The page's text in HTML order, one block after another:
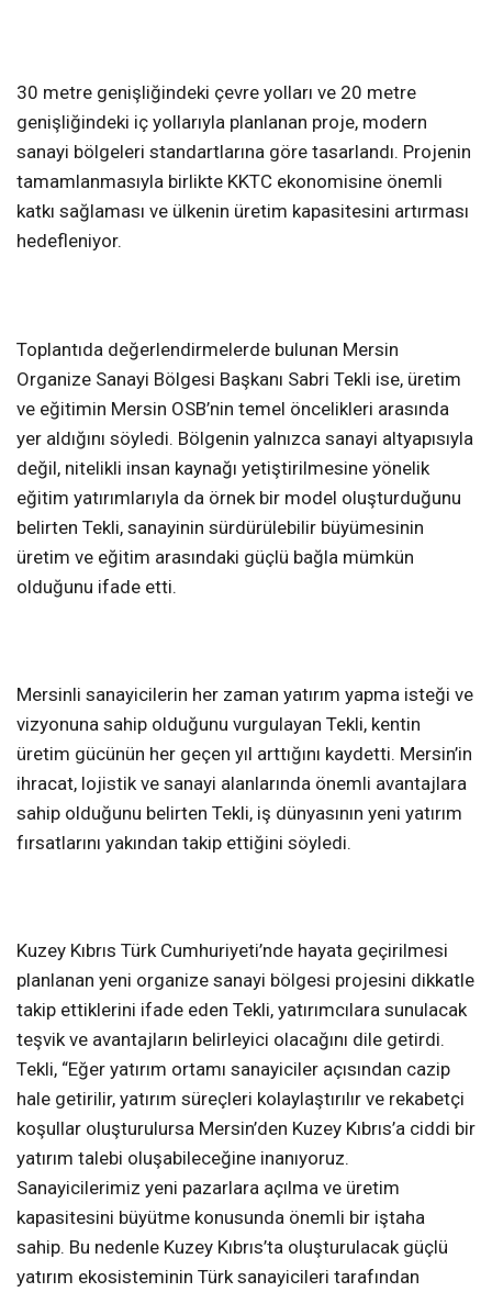
30 metre genişliğindeki çevre yolları ve 20 metre
genişliğindeki iç yollarıyla planlanan proje, modern
sanayi bölgeleri standartlarına göre tasarlandı. Projenin
tamamlanmasıyla birlikte KKTC ekonomisine önemli
katkı sağlaması ve ülkenin üretim kapasitesini artırması
hedefleniyor.
Toplantıda değerlendirmelerde bulunan Mersin
Organize Sanayi Bölgesi Başkanı Sabri Tekli ise, üretim
ve eğitimin Mersin OSB’nin temel öncelikleri arasında
yer aldığını söyledi. Bölgenin yalnızca sanayi altyapısıyla
değil, nitelikli insan kaynağı yetiştirilmesine yönelik
eğitim yatırımlarıyla da örnek bir model oluşturduğunu
belirten Tekli, sanayinin sürdürülebilir büyümesinin
üretim ve eğitim arasındaki güçlü bağla mümkün
olduğunu ifade etti.
Mersinli sanayicilerin her zaman yatırım yapma isteği ve
vizyonuna sahip olduğunu vurgulayan Tekli, kentin
üretim gücünün her geçen yıl arttığını kaydetti. Mersin’in
ihracat, lojistik ve sanayi alanlarında önemli avantajlara
sahip olduğunu belirten Tekli, iş dünyasının yeni yatırım
fırsatlarını yakından takip ettiğini söyledi.
Kuzey Kıbrıs Türk Cumhuriyeti’nde hayata geçirilmesi
planlanan yeni organize sanayi bölgesi projesini dikkatle
takip ettiklerini ifade eden Tekli, yatırımcılara sunulacak
teşvik ve avantajların belirleyici olacağını dile getirdi.
Tekli, “Eğer yatırım ortamı sanayiciler açısından cazip
hale getirilir, yatırım süreçleri kolaylaştırılır ve rekabetçi
koşullar oluşturulursa Mersin’den Kuzey Kıbrıs’a ciddi bir
yatırım talebi oluşabileceğine inanıyoruz.
Sanayicilerimiz yeni pazarlara açılma ve üretim
kapasitesini büyütme konusunda önemli bir iştaha
sahip. Bu nedenle Kuzey Kıbrıs’ta oluşturulacak güçlü
yatırım ekosisteminin Türk sanayicileri tarafından